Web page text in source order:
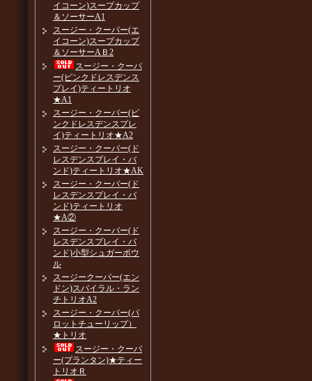
イコーン)スープカップ
＆ソーサーA1
スージー・クーパー(エ
イコーン)スープカップ
＆ソーサーAＢ2
スージー・クーパ
ー(ピンクドレスデンス
プレイ)ティートリオ
★A1
スージー・クーパー(ピ
ンクドレスデンスプレ
イ)ティートリオ★A2
スージー・クーパー(ド
レスデンスプレイ・バ
ンド)ティートリオ★AK
スージー・クーパー(ド
レスデンスプレイ・バ
ンド)ティートリオ
★A②
スージー・クーパー(ド
レスデンスプレイ・バ
ンド)小型シュガーボウ
ル
スージークーパー(エン
ドン)スパイラル・ラン
チトリオA2
スージー・クーパー(パ
ロットチューリップ）
★トリオ
スージー・クーパ
ー(プランタン)★ティー
トリオＲ